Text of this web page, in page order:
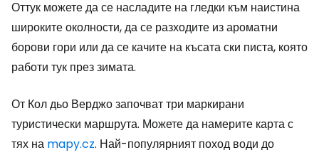
Оттук можете да се насладите на гледки към наистина
широките околности, да се разходите из ароматни
борови гори или да се качите на късата ски писта, която
работи тук през зимата.
От Кол дьо Верджо започват три маркирани
туристически маршрута. Можете да намерите карта с
тях на mapy.cz. Най-популярният поход води до